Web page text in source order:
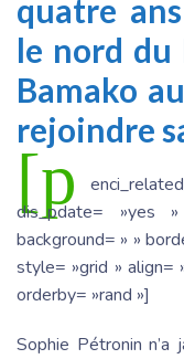
quatre
le nord du
Bamako
rejoindre
[p
dis_pdate= »yes
background= » »
style= »grid » align=
orderby= »rand »]
Sophie Pétronin n’a